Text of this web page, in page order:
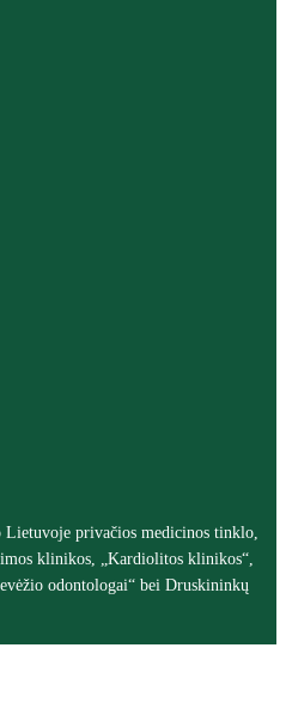
Lietuvoje privačios medicinos tinklo,
klinikos, „Kardiolitos klinikos“,
odontologai“ bei Druskininkų